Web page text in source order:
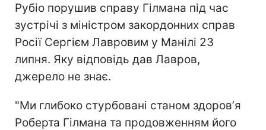
Рубіо порушив справу Гілмана під час
зустрічі з міністром закордонних справ
Росії Сергієм Лавровим у Манілі 23
липня. Яку відповідь дав Лавров,
джерело не знає.
"Ми глибоко стурбовані станом здоровʼя
Роберта Гілмана та продовженням його